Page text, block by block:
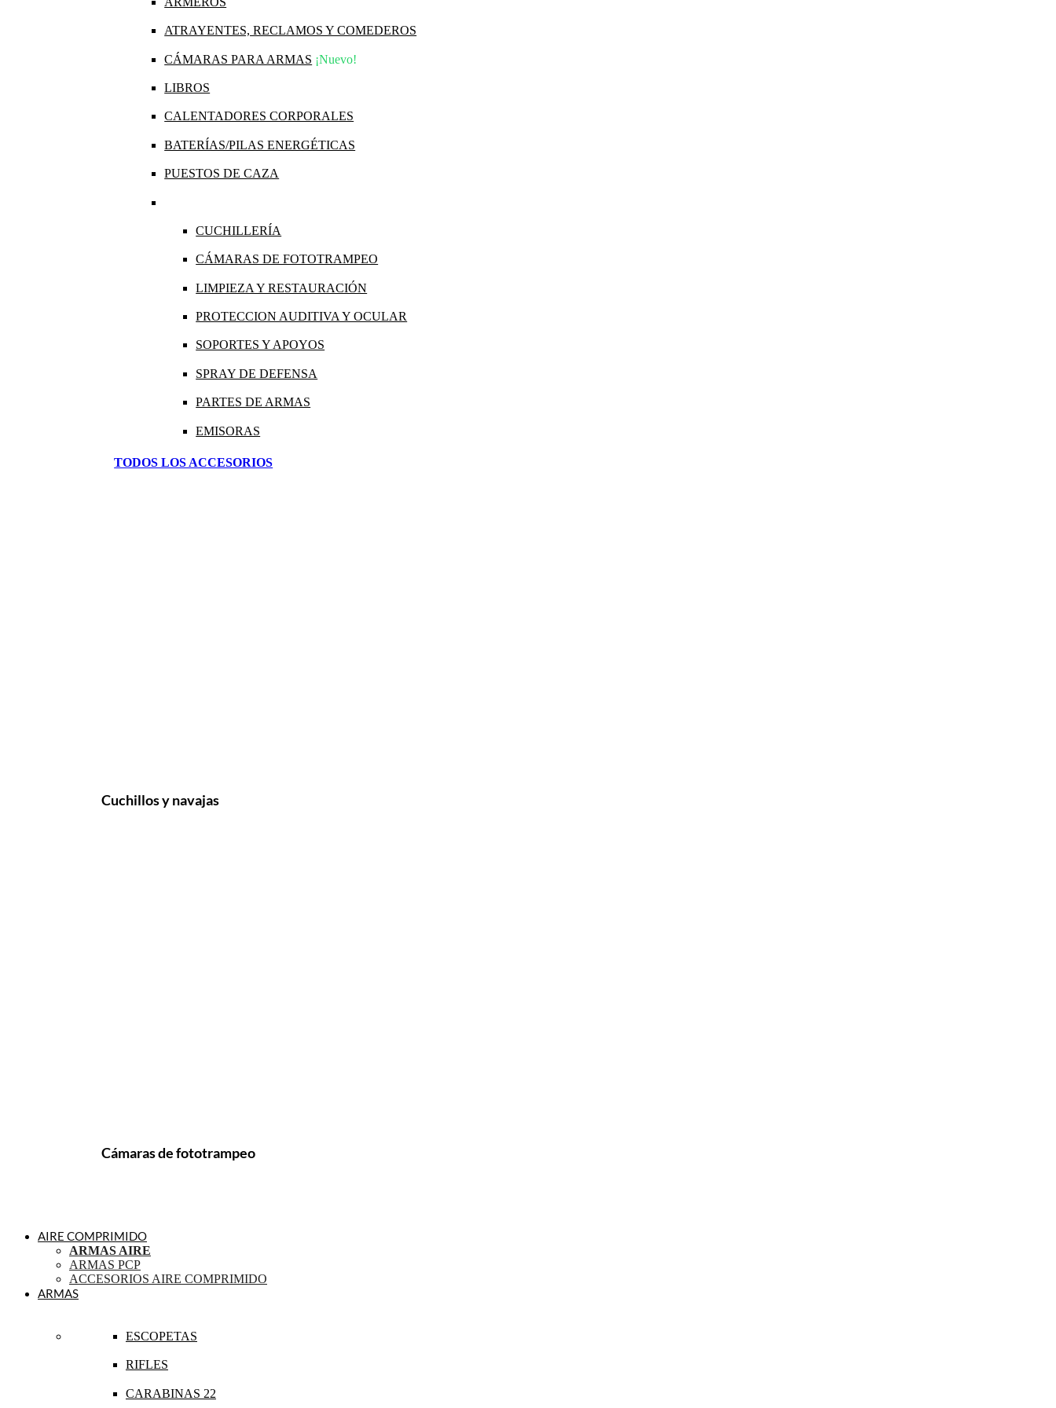
ATRAYENTES, RECLAMOS Y COMEDEROS
CÁMARAS PARA ARMAS ¡Nuevo!
LIBROS
CALENTADORES CORPORALES
BATERÍAS/PILAS ENERGÉTICAS
PUESTOS DE CAZA
CUCHILLERÍA
CÁMARAS DE FOTOTRAMPEO
LIMPIEZA Y RESTAURACIÓN
PROTECCION AUDITIVA Y OCULAR
SOPORTES Y APOYOS
SPRAY DE DEFENSA
PARTES DE ARMAS
EMISORAS
TODOS LOS ACCESORIOS
Cuchillos y navajas
Cámaras de fototrampeo
AIRE COMPRIMIDO
ARMAS AIRE
ARMAS PCP
ACCESORIOS AIRE COMPRIMIDO
ARMAS
ESCOPETAS
RIFLES
CARABINAS 22